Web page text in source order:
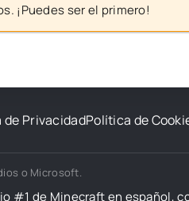
¡Puedes ser el primero!
de PrivacidadPolítica de
o Microsoft.
#1 de Minecraft en español,